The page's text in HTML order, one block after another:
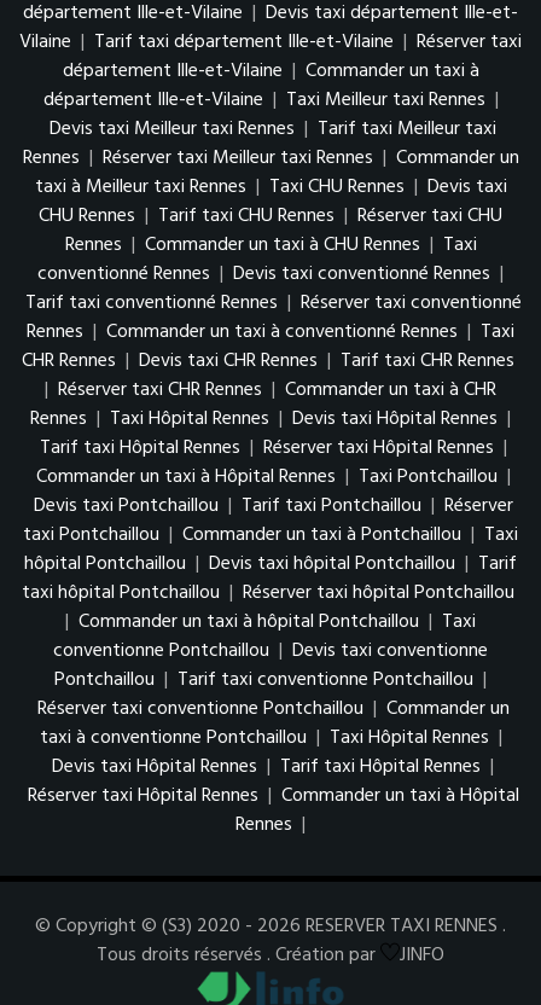
département Ille-et-Vilaine | Devis taxi département Ille-et-
Vilaine | Tarif taxi département Ille-et-Vilaine | Réserver taxi
département Ille-et-Vilaine | Commander un taxi à
département Ille-et-Vilaine | Taxi Meilleur taxi Rennes |
Devis taxi Meilleur taxi Rennes | Tarif taxi Meilleur taxi
Rennes | Réserver taxi Meilleur taxi Rennes | Commander un
taxi à Meilleur taxi Rennes | Taxi CHU Rennes | Devis taxi
CHU Rennes | Tarif taxi CHU Rennes | Réserver taxi CHU
Rennes | Commander un taxi à CHU Rennes | Taxi
conventionné Rennes | Devis taxi conventionné Rennes |
Tarif taxi conventionné Rennes | Réserver taxi conventionné
Rennes | Commander un taxi à conventionné Rennes | Taxi
CHR Rennes | Devis taxi CHR Rennes | Tarif taxi CHR Rennes
| Réserver taxi CHR Rennes | Commander un taxi à CHR
Rennes | Taxi Hôpital Rennes | Devis taxi Hôpital Rennes |
Tarif taxi Hôpital Rennes | Réserver taxi Hôpital Rennes |
Commander un taxi à Hôpital Rennes | Taxi Pontchaillou |
Devis taxi Pontchaillou | Tarif taxi Pontchaillou | Réserver
taxi Pontchaillou | Commander un taxi à Pontchaillou | Taxi
hôpital Pontchaillou | Devis taxi hôpital Pontchaillou | Tarif
taxi hôpital Pontchaillou | Réserver taxi hôpital Pontchaillou
| Commander un taxi à hôpital Pontchaillou | Taxi
conventionne Pontchaillou | Devis taxi conventionne
Pontchaillou | Tarif taxi conventionne Pontchaillou |
Réserver taxi conventionne Pontchaillou | Commander un
taxi à conventionne Pontchaillou | Taxi Hôpital Rennes |
Devis taxi Hôpital Rennes | Tarif taxi Hôpital Rennes |
Réserver taxi Hôpital Rennes | Commander un taxi à Hôpital
Rennes |
© Copyright © (S3) 2020 - 2026 RESERVER TAXI RENNES .
Tous droits réservés . Création par
JINFO